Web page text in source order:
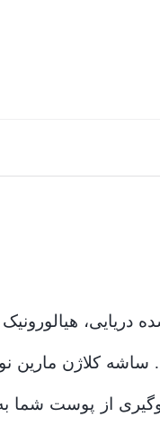
هیالورونیک
پوست شما به